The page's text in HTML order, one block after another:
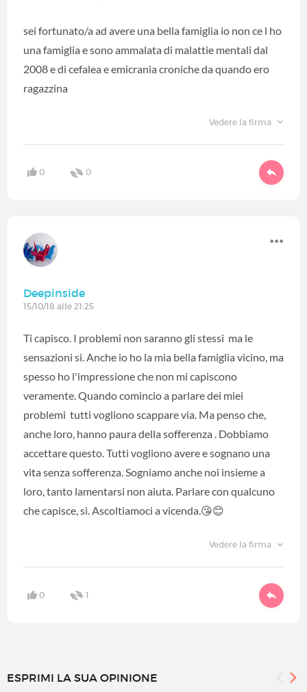
sei fortunato/a ad avere una bella famiglia io non ce l ho
una famiglia e sono ammalata di malattie mentali dal
2008 e di cefalea e emicrania croniche da quando ero
ragazzina
Vedere la firma
0 0
Deepinside
15/10/18 alle 21:25
Ti capisco. I problemi non saranno gli stessi ma le
sensazioni si. Anche io ho la mia bella famiglia vicino, ma
spesso ho l'impressione che non mi capiscono
veramente. Quando comincio a parlare dei miei
problemi tutti vogliono scappare via. Ma penso che,
anche loro, hanno paura della sofferenza . Dobbiamo
accettare questo. Tutti vogliono avere e sognano una
vita senza sofferenza. Sogniamo anche noi insieme a
loro, tanto lamentarsi non aiuta. Parlare con qualcuno
che capisce, si. Ascoltiamoci a vicenda.😘😊
Vedere la firma
0 1
ESPRIMI LA SUA OPINIONE